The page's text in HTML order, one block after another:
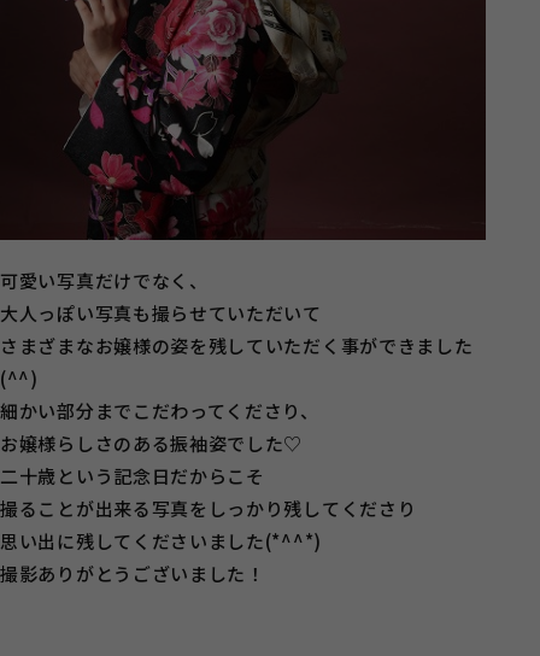
可愛い写真だけでなく、
大人っぽい写真も撮らせていただいて
さまざまなお嬢様の姿を残していただく事ができました
(^^)
細かい部分までこだわってくださり、
お嬢様らしさのある振袖姿でした♡
二十歳という記念日だからこそ
撮ることが出来る写真をしっかり残してくださり
思い出に残してくださいました(*^^*)
撮影ありがとうございました！